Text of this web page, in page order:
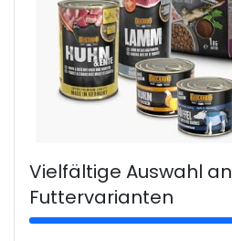
Vielfältige Auswahl an
Futtervarianten